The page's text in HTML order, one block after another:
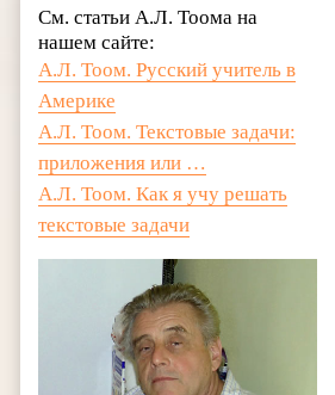
См. статьи А.Л. Тоома на
нашем сайте:
А.Л. Тоом. Русский учитель в
Америке
А.Л. Тоом. Текстовые задачи:
приложения или …
А.Л. Тоом. Как я учу решать
текстовые задачи